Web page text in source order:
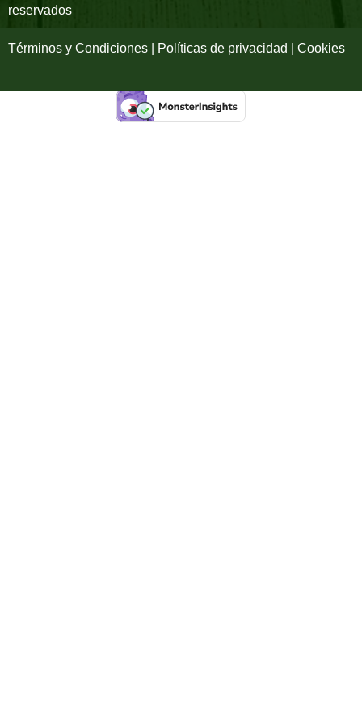
reservados
Términos y Condiciones | Políticas de privacidad | Cookies